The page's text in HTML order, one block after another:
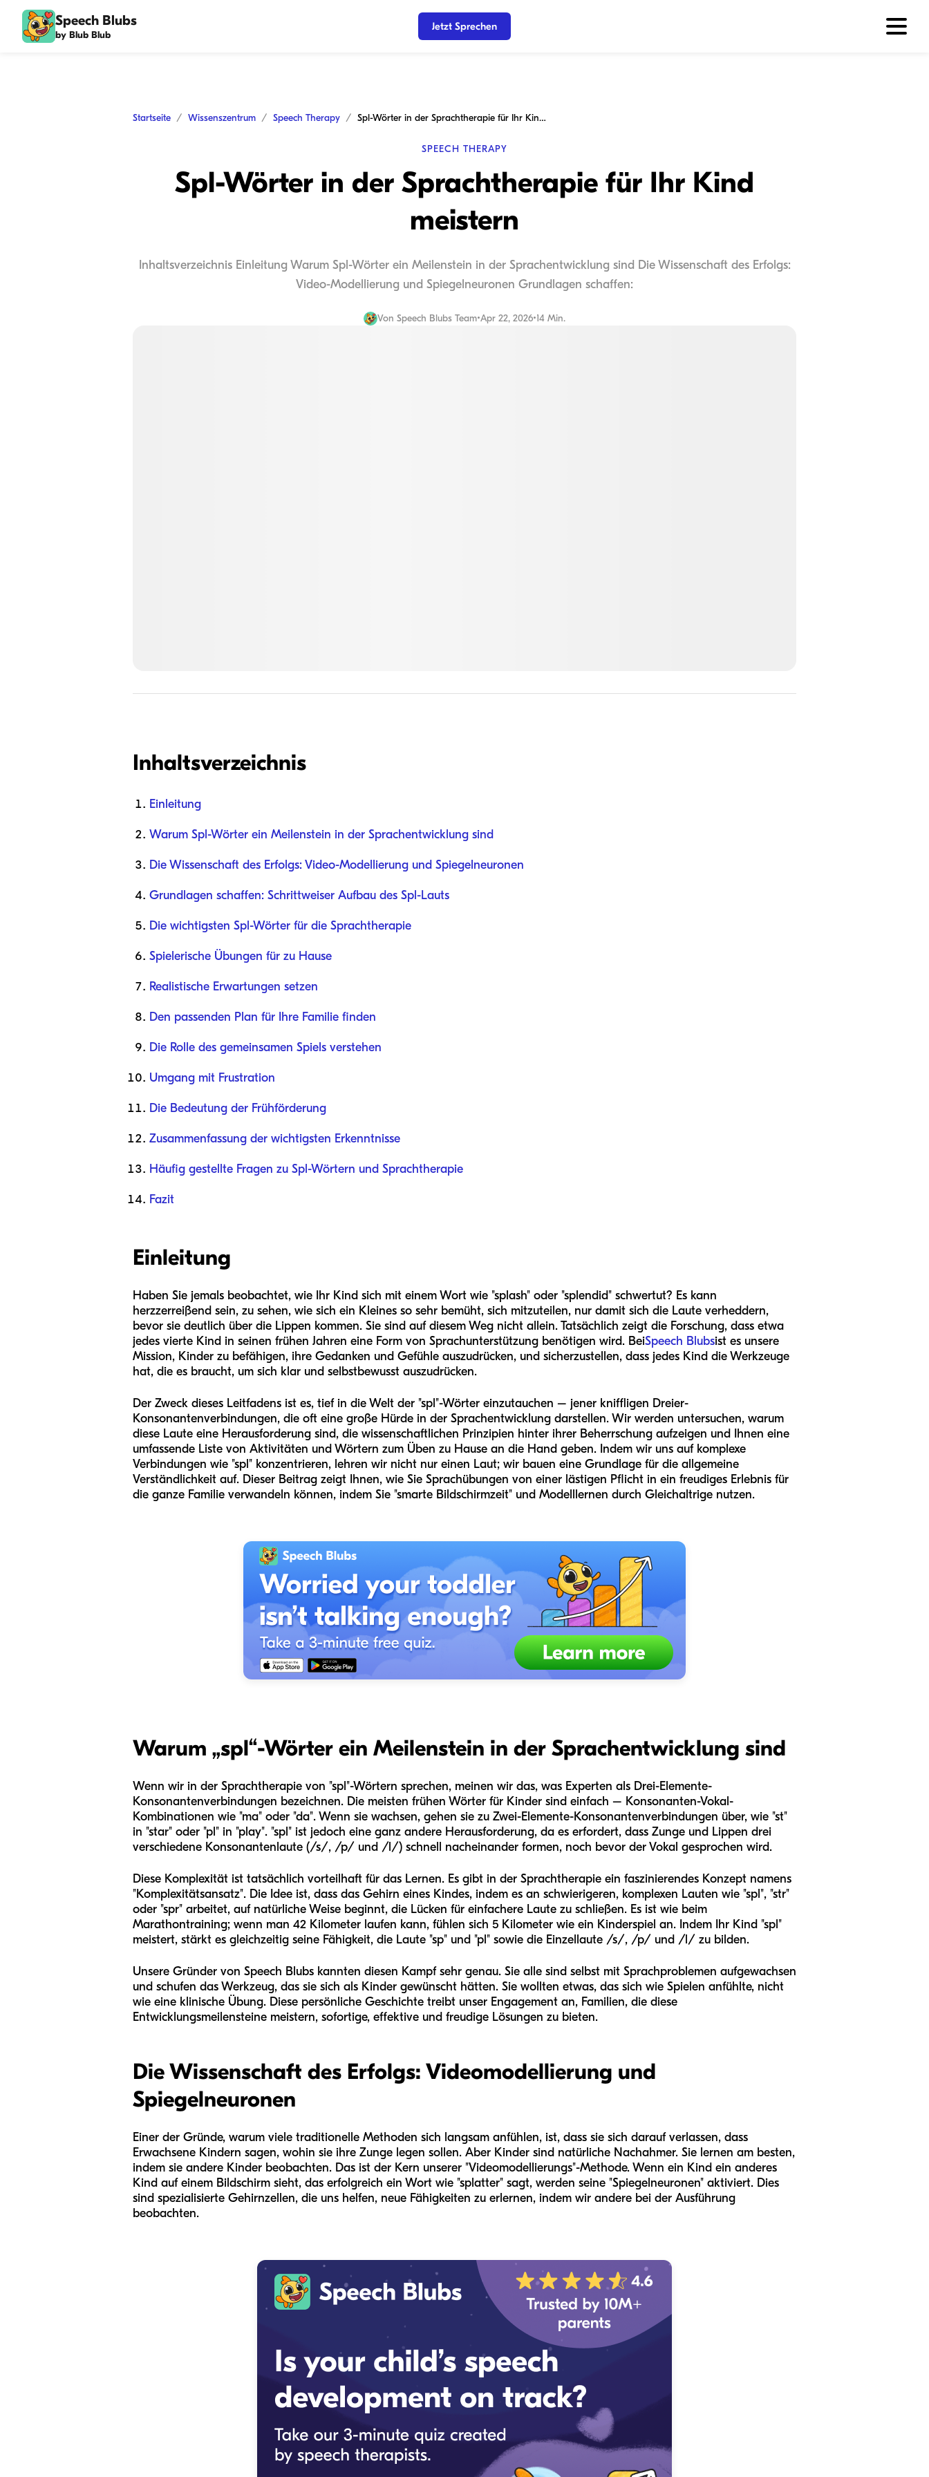
Speech Blubs
by Blub Blub
Jetzt Sprechen
Startseite Wissenszentrum Speech Therapy Spl-Wörter in der Sprachtherapie für Ihr Kind meistern
SPEECH THERAPY
Spl-Wörter in der Sprachtherapie für Ihr Kind
meistern
Inhaltsverzeichnis Einleitung Warum Spl-Wörter ein Meilenstein in der Sprachentwicklung sind Die Wissenschaft des Erfolgs:
Video-Modellierung und Spiegelneuronen Grundlagen schaffen:
Von Speech Blubs Team•Apr 22, 2026•14 Min.
Inhaltsverzeichnis
Einleitung
Warum Spl-Wörter ein Meilenstein in der Sprachentwicklung sind
Die Wissenschaft des Erfolgs: Video-Modellierung und Spiegelneuronen
Grundlagen schaffen: Schrittweiser Aufbau des Spl-Lauts
Die wichtigsten Spl-Wörter für die Sprachtherapie
Spielerische Übungen für zu Hause
Realistische Erwartungen setzen
Den passenden Plan für Ihre Familie finden
Die Rolle des gemeinsamen Spiels verstehen
Umgang mit Frustration
Die Bedeutung der Frühförderung
Zusammenfassung der wichtigsten Erkenntnisse
Häufig gestellte Fragen zu Spl-Wörtern und Sprachtherapie
Fazit
Einleitung
Haben Sie jemals beobachtet, wie Ihr Kind sich mit einem Wort wie "splash" oder "splendid" schwertut? Es kann
herzzerreißend sein, zu sehen, wie sich ein Kleines so sehr bemüht, sich mitzuteilen, nur damit sich die Laute verheddern,
bevor sie deutlich über die Lippen kommen. Sie sind auf diesem Weg nicht allein. Tatsächlich zeigt die Forschung, dass etwa
jedes vierte Kind in seinen frühen Jahren eine Form von Sprachunterstützung benötigen wird. BeiSpeech Blubsist es unsere
Mission, Kinder zu befähigen, ihre Gedanken und Gefühle auszudrücken, und sicherzustellen, dass jedes Kind die Werkzeuge
hat, die es braucht, um sich klar und selbstbewusst auszudrücken.
Der Zweck dieses Leitfadens ist es, tief in die Welt der "spl"-Wörter einzutauchen – jener kniffligen Dreier-
Konsonantenverbindungen, die oft eine große Hürde in der Sprachentwicklung darstellen. Wir werden untersuchen, warum
diese Laute eine Herausforderung sind, die wissenschaftlichen Prinzipien hinter ihrer Beherrschung aufzeigen und Ihnen eine
umfassende Liste von Aktivitäten und Wörtern zum Üben zu Hause an die Hand geben. Indem wir uns auf komplexe
Verbindungen wie "spl" konzentrieren, lehren wir nicht nur einen Laut; wir bauen eine Grundlage für die allgemeine
Verständlichkeit auf. Dieser Beitrag zeigt Ihnen, wie Sie Sprachübungen von einer lästigen Pflicht in ein freudiges Erlebnis für
die ganze Familie verwandeln können, indem Sie "smarte Bildschirmzeit" und Modelllernen durch Gleichaltrige nutzen.
Warum „spl“-Wörter ein Meilenstein in der Sprachentwicklung sind
Wenn wir in der Sprachtherapie von "spl"-Wörtern sprechen, meinen wir das, was Experten als Drei-Elemente-
Konsonantenverbindungen bezeichnen. Die meisten frühen Wörter für Kinder sind einfach – Konsonanten-Vokal-
Kombinationen wie "ma" oder "da". Wenn sie wachsen, gehen sie zu Zwei-Elemente-Konsonantenverbindungen über, wie "st"
in "star" oder "pl" in "play". "spl" ist jedoch eine ganz andere Herausforderung, da es erfordert, dass Zunge und Lippen drei
verschiedene Konsonantenlaute (/s/, /p/ und /l/) schnell nacheinander formen, noch bevor der Vokal gesprochen wird.
Diese Komplexität ist tatsächlich vorteilhaft für das Lernen. Es gibt in der Sprachtherapie ein faszinierendes Konzept namens
"Komplexitätsansatz". Die Idee ist, dass das Gehirn eines Kindes, indem es an schwierigeren, komplexen Lauten wie "spl", "str"
oder "spr" arbeitet, auf natürliche Weise beginnt, die Lücken für einfachere Laute zu schließen. Es ist wie beim
Marathontraining; wenn man 42 Kilometer laufen kann, fühlen sich 5 Kilometer wie ein Kinderspiel an. Indem Ihr Kind "spl"
meistert, stärkt es gleichzeitig seine Fähigkeit, die Laute "sp" und "pl" sowie die Einzellaute /s/, /p/ und /l/ zu bilden.
Unsere Gründer von Speech Blubs kannten diesen Kampf sehr genau. Sie alle sind selbst mit Sprachproblemen aufgewachsen
und schufen das Werkzeug, das sie sich als Kinder gewünscht hätten. Sie wollten etwas, das sich wie Spielen anfühlte, nicht
wie eine klinische Übung. Diese persönliche Geschichte treibt unser Engagement an, Familien, die diese
Entwicklungsmeilensteine meistern, sofortige, effektive und freudige Lösungen zu bieten.
Die Wissenschaft des Erfolgs: Videomodellierung und
Spiegelneuronen
Einer der Gründe, warum viele traditionelle Methoden sich langsam anfühlen, ist, dass sie sich darauf verlassen, dass
Erwachsene Kindern sagen, wohin sie ihre Zunge legen sollen. Aber Kinder sind natürliche Nachahmer. Sie lernen am besten,
indem sie andere Kinder beobachten. Das ist der Kern unserer "Videomodellierungs"-Methode. Wenn ein Kind ein anderes
Kind auf einem Bildschirm sieht, das erfolgreich ein Wort wie "splatter" sagt, werden seine "Spiegelneuronen" aktiviert. Dies
sind spezialisierte Gehirnzellen, die uns helfen, neue Fähigkeiten zu erlernen, indem wir andere bei der Ausführung
beobachten.